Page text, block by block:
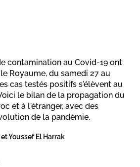
contamination au Covid-19 ont
Royaume, du samedi 27 au
cas testés positifs s'élèvent au
le bilan de la propagation du
et à l'étranger, avec des
de la pandémie.
Youssef El Harrak